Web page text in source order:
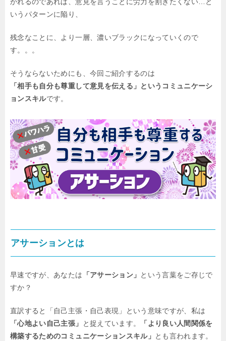
かれるのであれば、意見を言うことに労力を割きたくない…と
いうパターンに陥り、
残念なことに、より一層、濃いブラックになっていくので
す。。。
そうならないためにも、今回ご紹介するのは
「相手も自分も尊重して意見を伝える」というコミュニケーシ
ョンスキルです。
アサーションとは
早速ですが、あなたは 「アサーション」 という言葉をご存じで
すか？
直訳すると「自己主張・自己表現」という意味ですが、私は
「心地よい自己主張」
と捉えています。
「より良い人間関係を
構築するためのコミュニケーションスキル」 とも言われます。